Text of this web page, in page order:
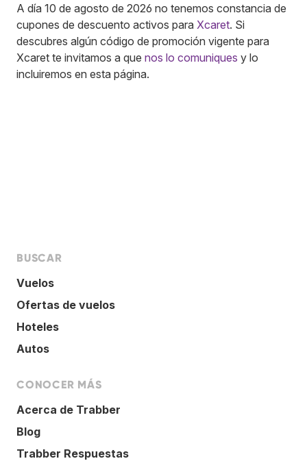
A día 10 de agosto de 2026 no tenemos constancia de
cupones de descuento activos para Xcaret. Si
descubres algún código de promoción vigente para
Xcaret te invitamos a que nos lo comuniques y lo
incluiremos en esta página.
BUSCAR
Vuelos
Ofertas de vuelos
Hoteles
Autos
CONOCER MÁS
Acerca de Trabber
Blog
Trabber Respuestas